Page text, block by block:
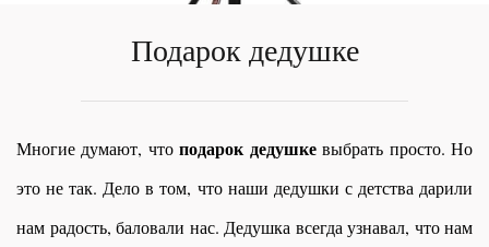
Подарок дедушке
Многие думают, чтоподарок дедушкевыбрать просто. Но
это не так. Дело в том, что наши дедушки с детства дарили
нам радость, баловали нас. Дедушка всегда узнавал, что нам